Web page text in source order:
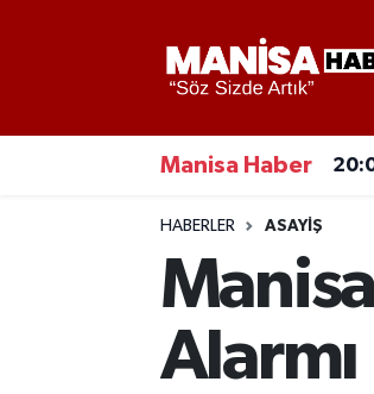
Manisa Haber
HABERLER ASAYIŞ
Alarmı
Manisa Nöbetçi Eczaneler
Manisa Hava Durumu
Manisa Trafik Yoğunluk Haritası
Süper Lig Puan Durumu ve Fikstür